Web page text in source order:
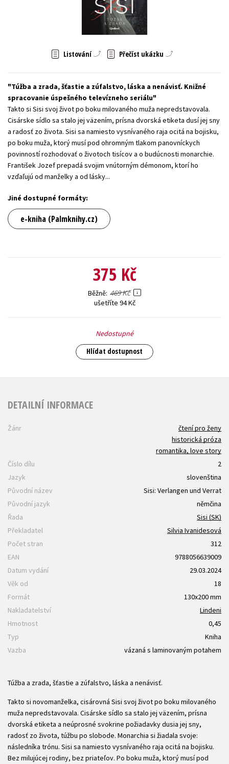
Zahraniční literatura
Všechny tituly
Listování Přečíst ukázku
Túžba a zrada, šťastie a zúfalstvo, láska a nenávisť. Knižné
spracovanie úspešného televízneho seriálu
Takto si Sisi svoj život po boku milovaného muža nepredstavovala.
Cisárske sídlo sa stalo jej väzením, prísna dvorská etiketa dusí jej sny
a radosť zo života. Sisi sa namiesto vysnívaného raja ocitá na bojisku,
po boku muža, ktorý musí pod ohromným tlakom panovníckych
povinností rozhodovať o životoch tisícov a o budúcnosti monarchie.
František Jozef prepadá svojim vnútorným démonom, ktorí ho
vzďaľujú od manželky a od lásky...
Jiné dostupné formáty:
e-kniha (Palmknihy.cz)
375 Kč
Běžně 469 Kč
ušetříte 94 Kč
Nedostupné
Hlídat dostupnost
DETAILNÍ INFORMACE
Žánr
čtení pro ženy
historická próza
romantika, love story
Číslo dílu
2
Jazyk
slovenština
Původní název
Sisi: Verlangen und Verrat
Původní jazyk
němčina
Řada
Sisi (SK)
Překladatel
Silvia Ivanidesová
Počet stran
312
EAN
9788056639009
Datum vydání
29.03.2024
Věk od
18
Formát
130x200 mm
Nakladatelství
Lindeni
Hmotnost
0,45
Typ
Kniha
Vazba
vázaná s laminovaným potahem
Túžba a zrada, šťastie a zúfalstvo, láska a nenávisť.
Takto si novomanželka, cisárovná Sisi svoj život po boku milovaného
muža nepredstavovala. Cisárske sídlo sa stalo jej väzením, prísna
dvorská etiketa a neúprosné svokrine požiadavky dusia jej sny,
radosť zo života, túžbu po slobode. Monarchia si žiadala svoje:
následníka trónu. Sisi sa namiesto vysnívaného raja ocitá na bojisku.
Bez milujúcej rodiny, bez priateľov. Po boku muža, ktorý musí pod